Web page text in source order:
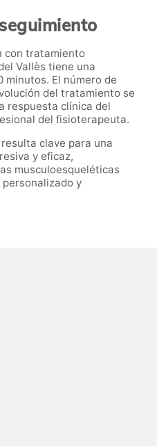
con tratamiento
Vallès tiene una
minutos. El número de
del tratamiento se
respuesta clínica del
del fisioterapeuta.
clave para una
y eficaz,
musculoesqueléticas
y